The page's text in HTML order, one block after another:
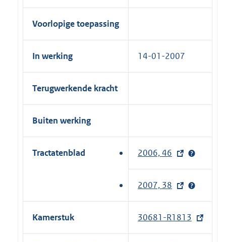
Voorlopige toepassing
In werking 14-01-2007
Terugwerkende kracht
Buiten werking
Tractatenblad 2006, 46
e
r
n
2007, 38
e
x
Kamerstuk 30681-R1813
e